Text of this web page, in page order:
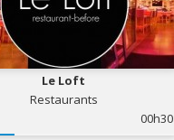
Le Loft
Restaurants
00h30